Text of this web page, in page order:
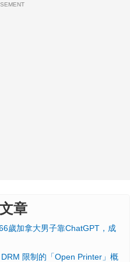
章
歲加拿大男子靠ChatGPT，成
限制的「Open Printer」概